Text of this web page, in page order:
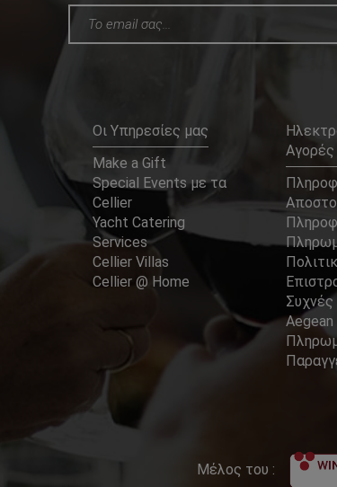
Οι Υπηρεσίες μας
Make a Gift
Special Events με τα
Cellier
Yacht Catering
Services
Cellier Villas
Cellier @ Home
Αγορές
Μέλος του :